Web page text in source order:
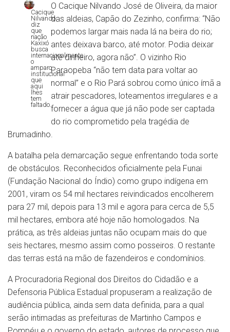
Cacique
Nilvando
diz
que
nação
Kaxixó
busca
internacionalmente
o
amparo
institucional
que
aqui
lhes
tem
faltado.
O Cacique Nilvando José de Oliveira, da maior
das aldeias, Capão do Zezinho, confirma: “Não
podemos largar mais nada lá na beira do rio;
antes deixava barco, até motor. Podia deixar
até dinheiro, agora não”. O vizinho Rio
Paraopeba “não tem data para voltar ao
normal” e o Rio Pará sobrou como único ímã a
atrair pescadores, loteamentos irregulares e a
fornecer a água que já não pode ser captada
do rio comprometido pela tragédia de
Brumadinho.
A batalha pela demarcação segue enfrentando toda sorte
de obstáculos. Reconhecidos oficialmente pela Funai
(Fundação Nacional do Índio) como grupo indígena em
2001, viram os 54 mil hectares reivindicados encolherem
para 27 mil, depois para 13 mil e agora para cerca de 5,5
mil hectares, embora até hoje não homologados. Na
prática, as três aldeias juntas não ocupam mais do que
seis hectares, mesmo assim como posseiros. O restante
das terras está na mão de fazendeiros e condomínios.
A Procuradoria Regional dos Direitos do Cidadão e a
Defensoria Pública Estadual propuseram a realização de
audiência pública, ainda sem data definida, para a qual
serão intimadas as prefeituras de Martinho Campos e